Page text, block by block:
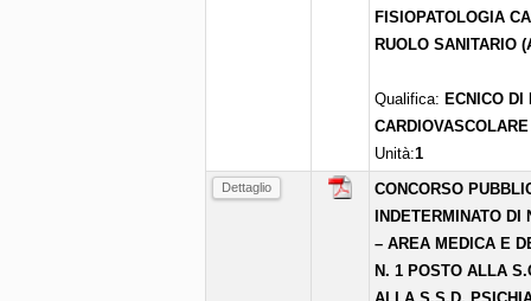
FISIOPATOLOGIA
RUOLO SANITARIO
Qualifica: ECNICO DI
CARDIOVASCOLARE
Unità:1
Dettaglio
CONCORSO
INDETERMINATO
– AREA MEDICA E
N. 1 POSTO ALLA